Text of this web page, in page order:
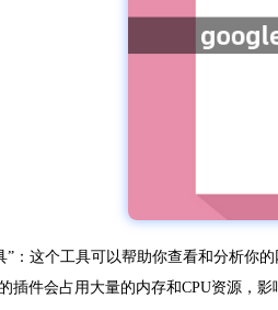
”：这个工具可以帮助你查看和分析你
插件会占用大量的内存和CPU资源，影